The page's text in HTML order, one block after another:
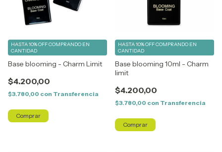
Base blooming - Charm Limit
$4.200,00
HASTA 10% OFFCOMPRANDO EN
CANTIDAD
$3.780,00 con Transferencia
Base blooming 10ml - Charm
limit
$4.200,00
HASTA 10% OFFCOMPRANDO EN
CANTIDAD
$3.780,00 con Transferencia